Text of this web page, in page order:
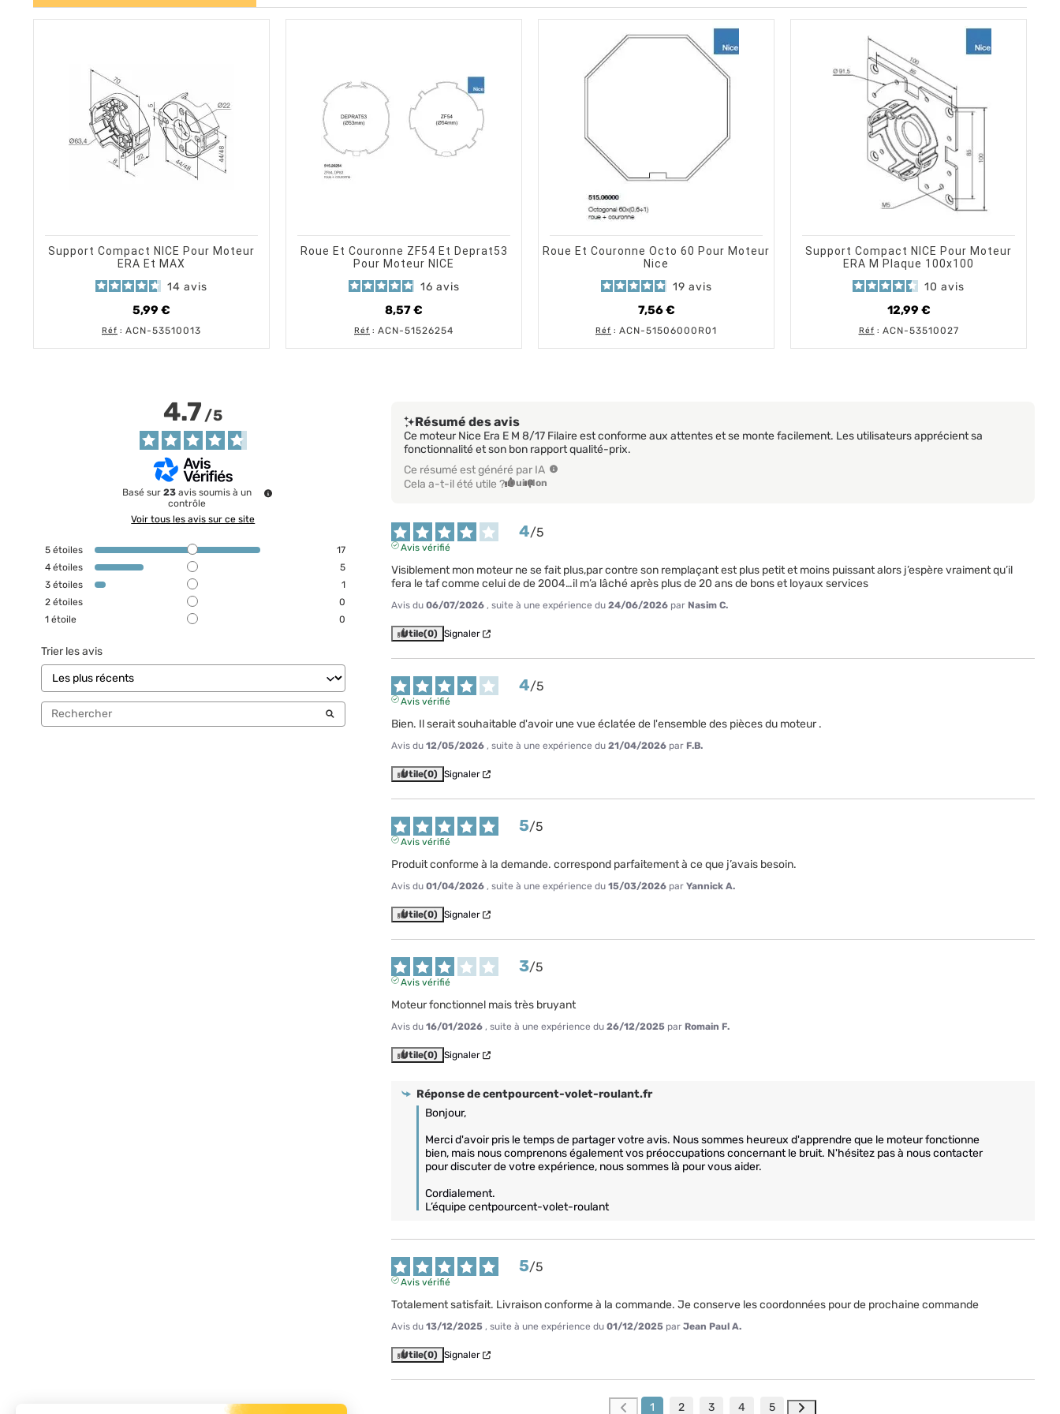
Support Compact NICE Pour Moteur
ERA Et MAX
14 avis
5,99 €
Prix
Réf : ACN-53510013
Roue Et Couronne ZF54 Et Deprat53
Pour Moteur NICE
16 avis
8,57 €
Prix
Réf : ACN-51526254
Roue Et Couronne Octo 60 Pour Moteur
Nice
19 avis
7,56 €
Prix
Réf : ACN-51506000R01
Support Compact NICE Pour Moteur
ERA M Plaque 100x100
10 avis
12,99 €
Prix
Réf : ACN-53510027
4.7/5
Basé sur23 avis soumis à un
contrôle
Voir tous les avis sur ce site
5 étoiles
17
4 étoiles
5
3 étoiles
1
2 étoiles
0
1 étoile 0
Trier les avis
Résumé des avis
Ce moteur Nice Era E M 8/17 Filaire est conforme aux attentes et se monte facilement. Les utilisateurs apprécient sa
fonctionnalité et son bon rapport qualité-prix.
Ce résumé est généré par IA
Cela a-t-il été utile ? Oui Non
4/5
Avis vérifié
Visiblement mon moteur ne se fait plus,par contre son remplaçant est plus petit et moins puissant alors j’espère vraiment qu’il
fera le taf comme celui de de 2004…il m’a lâché après plus de 20 ans de bons et loyaux services
Avis du 06/07/2026 , suite à une expérience du 24/06/2026 par Nasim C.
Utile(0) Signaler
4/5
Avis vérifié
Bien. Il serait souhaitable d'avoir une vue éclatée de l'ensemble des pièces du moteur .
Avis du 12/05/2026 , suite à une expérience du 21/04/2026 par F.B.
Utile(0) Signaler
5/5
Avis vérifié
Produit conforme à la demande. correspond parfaitement à ce que j’avais besoin.
Avis du 01/04/2026 , suite à une expérience du 15/03/2026 par Yannick A.
Utile(0) Signaler
3/5
Avis vérifié
Moteur fonctionnel mais très bruyant
Avis du 16/01/2026 , suite à une expérience du 26/12/2025 par Romain F.
Utile(0) Signaler
Réponse decentpourcent-volet-roulant.fr
Bonjour,
Merci d'avoir pris le temps de partager votre avis. Nous sommes heureux d'apprendre que le moteur fonctionne
bien, mais nous comprenons également vos préoccupations concernant le bruit. N'hésitez pas à nous contacter
pour discuter de votre expérience, nous sommes là pour vous aider.
Cordialement.
L’équipe centpourcent-volet-roulant
5/5
Avis vérifié
Totalement satisfait. Livraison conforme à la commande. Je conserve les coordonnées pour de prochaine commande
Avis du 13/12/2025 , suite à une expérience du 01/12/2025 par Jean Paul A.
Utile(0) Signaler
1 2 3 4 5